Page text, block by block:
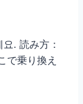
. 読み方：
で乗り換え